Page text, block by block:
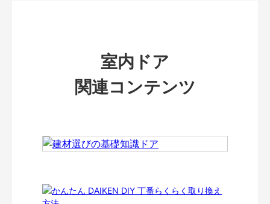
室内ドア
関連コンテンツ